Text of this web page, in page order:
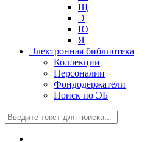
Щ
Э
Ю
Я
Электронная библиотека
Коллекции
Персоналии
Фондодержатели
Поиск по ЭБ